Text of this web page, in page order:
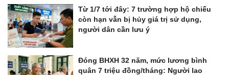
Từ 1/7 tới đây: 7 trường hợp hộ chiếu
còn hạn vẫn bị hủy giá trị sử dụng,
người dân cần lưu ý
Đóng BHXH 32 năm, mức lương bình
quân 7 triệu đồng/tháng: Người lao